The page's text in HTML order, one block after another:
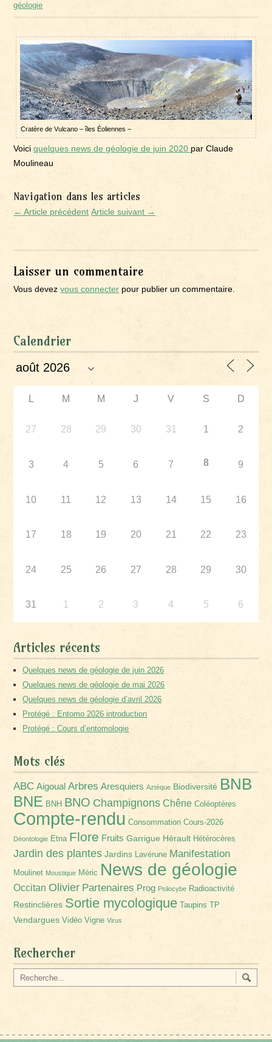
géologie
Cratère de Vulcano – îles Éoliennes –
Voiciquelques news de géologie de juin 2020par Claude
Moulineau
Navigation dans les articles
← Article précédent Article suivant →
Laisser un commentaire
Vous devezvous connecter pour publier un commentaire.
Calendrier
L M M J V S D
27 28 29 30 31 1 2
3 4 5 6 7 8 9
10 11 12 13 14 15 16
17 18 19 20 21 22 23
24 25 26 27 28 29 30
31 1 2 3 4 5 6
Articles récents
Quelques news de géologie de juin 2026
Quelques news de géologie de mai 2026
Quelques news de géologie d’avril 2026
Protégé : Entomo 2026 introduction
Protégé : Cours d’entomologie
Mots clés
ABC Aigoual Arbres Aresquiers Aztèque Biodiversité BNB
BNE BNH BNO Champignons Chêne Coléoptères
Compte-rendu Consommation Cours-2026
Déontologie Etna Flore Fruits Garrigue Hérault Hétérocères
Jardin des plantes Jardins Lavérune Manifestation
Moulinet Moustique Méric News de géologie
Occitan Olivier Partenaires Prog Psilocybe Radioactivité
Restinclières Sortie mycologique Taupins TP
Vendargues Vidéo Vigne Virus
Rechercher